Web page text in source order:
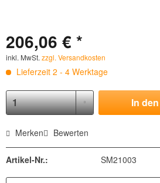
206,06 € *
inkl. MwSt. zzgl. Versandkosten
Lieferzeit 2 - 4 Werktage
In den
Merken Bewerten
Artikel-Nr.: SM21003